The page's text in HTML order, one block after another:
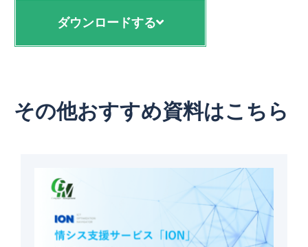
ダウンロードする
その他おすすめ資料はこちら